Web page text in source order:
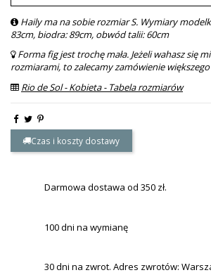
Haily ma na sobie rozmiar S. Wymiary
83cm, biodra: 89cm, obwód talii: 60cm
Forma fig jest trochę mała. Jeżeli wahasz się
rozmiarami, to zalecamy zamówienie
Rio de Sol - Kobieta - Tabela rozmiarów
Czas i koszty dostawy
Darmowa dostawa od 350 zł.
100 dni na wymianę
30 dni na zwrot. Adres zwrotów: